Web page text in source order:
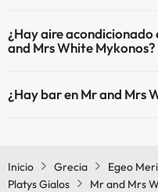
¿Hay aire acondicionado
and Mrs White Mykonos?
comunes.
¿Hay bar en Mr and Mrs
Inicio Grecia Egeo
Platys Gialos
Mr and Mrs